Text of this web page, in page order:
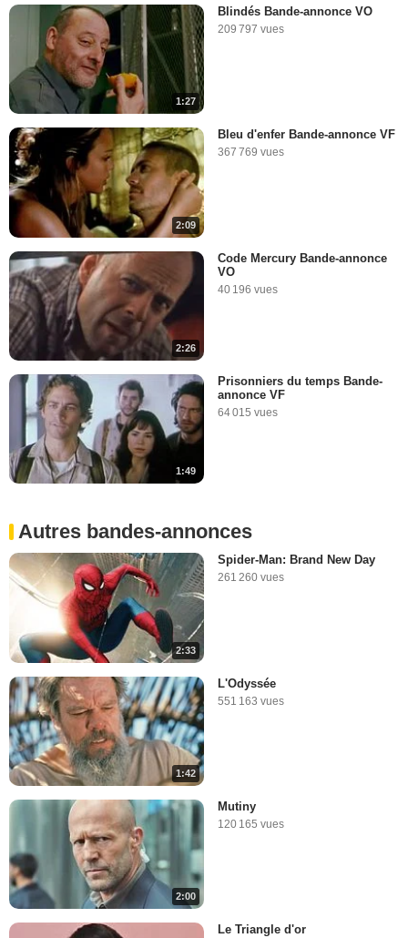
1:27
Blindés Bande-annonce VO
209 797 vues
2:09
Bleu d'enfer Bande-annonce VF
367 769 vues
2:26
Code Mercury Bande-annonce
VO
40 196 vues
1:49
Prisonniers du temps Bande-
annonce VF
64 015 vues
Autres bandes-annonces
2:33
Spider-Man: Brand New Day
261 260 vues
1:42
L'Odyssée
551 163 vues
2:00
Mutiny
120 165 vues
Le Triangle d'or